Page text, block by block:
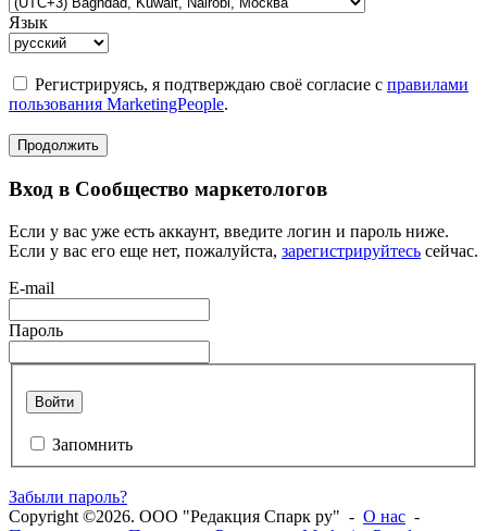
Язык
Регистрируясь, я подтверждаю своё согласие с правилами
пользования MarketingPeople.
Продолжить
Вход в Сообщество маркетологов
Если у вас уже есть аккаунт, введите логин и пароль ниже.
Если у вас его еще нет, пожалуйста, зарегистрируйтесь сейчас.
E-mail
Пароль
Войти
Запомнить
Забыли пароль?
Copyright ©2026. ООО "Редакция Спарк ру" - О нас -